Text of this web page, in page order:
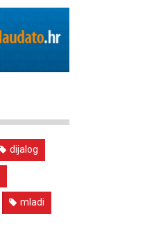
dijalog
mladi